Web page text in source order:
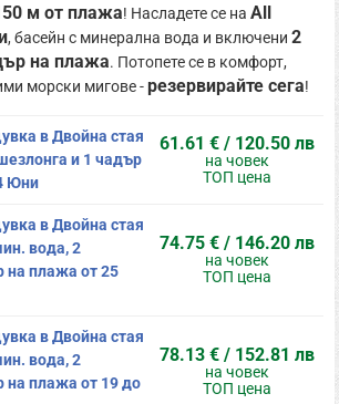
м от плажа! Насладете се наAll
, басейн с минерална вода и включени2
на плажа. Потопете се в комфорт,
морски мигове -резервирайте сега!
в Двойна стая
и 1 чадър
Юни
61.61 € / 120.50 лв
на човек
ТОП цена
в Двойна стая
вода, 2
на плажа от 25
74.75 € / 146.20 лв
на човек
ТОП цена
в Двойна стая
вода, 2
на плажа от 19 до
78.13 € / 152.81 лв
на човек
ТОП цена